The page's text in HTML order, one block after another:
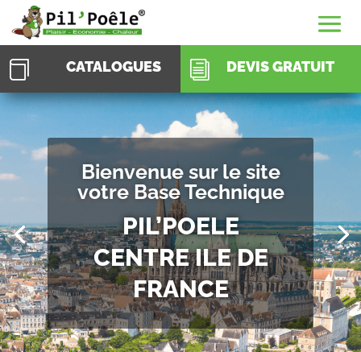
 CATALOGUES i DEVIS GRATUIT
Bienvenue sur le site
votre Base Technique
PIL’POELE
CENTRE ILE DE
FRANCE